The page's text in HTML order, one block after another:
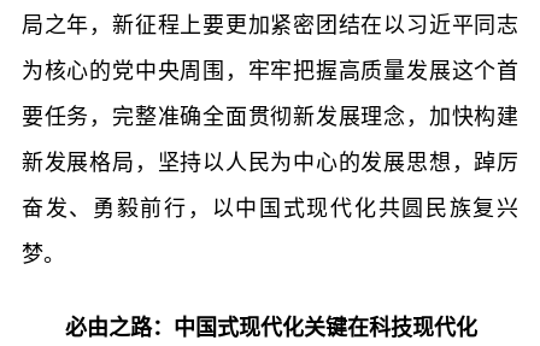
局之年，新征程上要更加紧密团结在以习近平同志
为核心的党中央周围，牢牢把握高质量发展这个首
要任务，完整准确全面贯彻新发展理念，加快构建
新发展格局，坚持以人民为中心的发展思想，踔厉
奋发、勇毅前行，以中国式现代化共圆民族复兴
梦。
必由之路：中国式现代化关键在科技现代化